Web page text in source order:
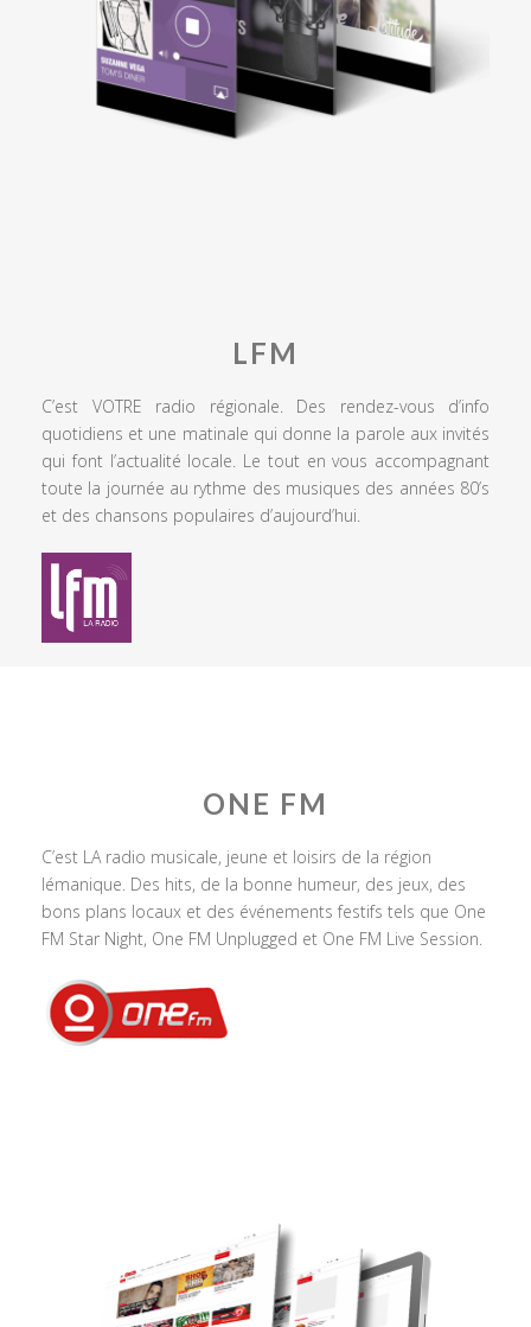
LFM
C’est VOTRE radio régionale. Des rendez-vous d’info
quotidiens et une matinale qui donne la parole aux invités
qui font l’actualité locale. Le tout en vous accompagnant
toute la journée au rythme des musiques des années 80’s
et des chansons populaires d’aujourd’hui.
ONE FM
C’est LA radio musicale, jeune et loisirs de la région
lémanique. Des hits, de la bonne humeur, des jeux, des
bons plans locaux et des événements festifs tels que One
FM Star Night, One FM Unplugged et One FM Live Session.